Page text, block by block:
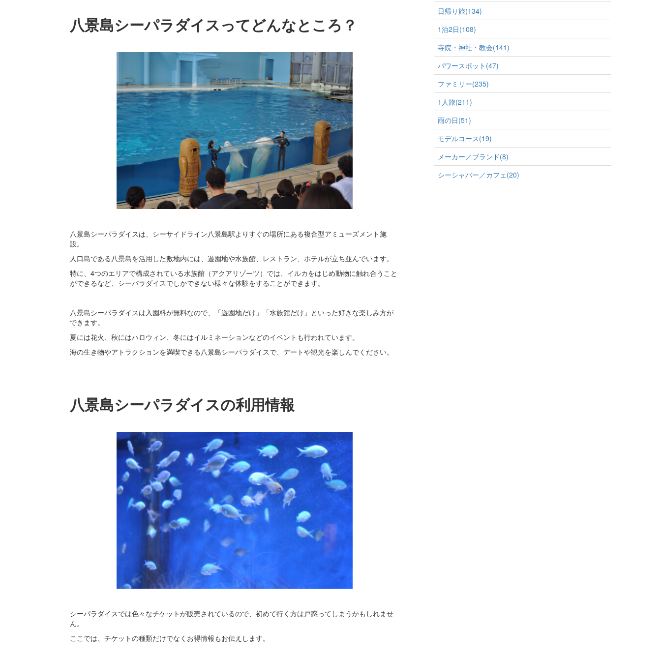
八景島シーパラダイスってどんなところ？
八景島シーパラダイスは、シーサイドライン八景島駅よりすぐの場所にある複合型アミューズメント施
設。
人口島である八景島を活用した敷地内には、遊園地や水族館、レストラン、ホテルが立ち並んでいます。
特に、4つのエリアで構成されている水族館（アクアリゾーツ）では、イルカをはじめ動物に触れ合うこと
ができるなど、シーパラダイスでしかできない様々な体験をすることができます。
八景島シーパラダイスは入園料が無料なので、「遊園地だけ」「水族館だけ」といった好きな楽しみ方が
できます。
夏には花火、秋にはハロウィン、冬にはイルミネーションなどのイベントも行われています。
海の生き物やアトラクションを満喫できる八景島シーパラダイスで、デートや観光を楽しんでください。
八景島シーパラダイスの利用情報
シーパラダイスでは色々なチケットが販売されているので、初めて行く方は戸惑ってしまうかもしれませ
ん。
ここでは、チケットの種類だけでなくお得情報もお伝えします。
日帰り旅(134)
1泊2日(108)
寺院・神社・教会(141)
パワースポット(47)
ファミリー(235)
1人旅(211)
雨の日(51)
モデルコース(19)
メーカー／ブランド(8)
シーシャバー／カフェ(20)